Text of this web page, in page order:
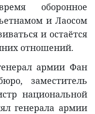
оборонное
и Лаосом
и остаётся
отношений.
армии Фан
заместитель
национальной
генерала армии